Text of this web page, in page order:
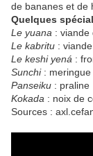
de bananes et de
Quelques
Le yuana : viande
Le kabritu :
Le keshi yená :
Sunchi : meringue
Panseiku : praline
Kokada : noix de
Sources :